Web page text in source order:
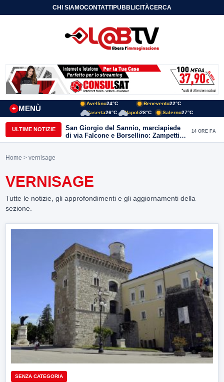
CHI SIAMOCONTATTIPUBBLICITÀCERCA
MENÙ
+
Avellino24°C Benevento22°C
Caserta26°C Napoli28°C Salerno27°C
ULTIME NOTIZIE
San Giorgio del Sannio, marciapiede
di via Falcone e Borsellino: Zampetti e
Lombardi replicano alle polemiche
14 ORE FA
Home > vernisage
VERNISAGE
Tutte le notizie, gli approfondimenti e gli aggiornamenti della
sezione.
SENZA CATEGORIA